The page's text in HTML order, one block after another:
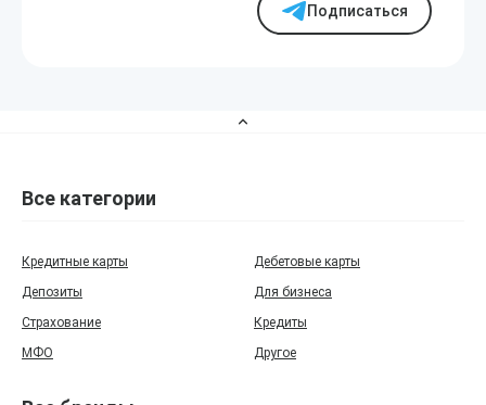
Подписаться
Все категории
Кредитные карты
Дебетовые карты
Депозиты
Для бизнеса
Страхование
Кредиты
МФО
Другое